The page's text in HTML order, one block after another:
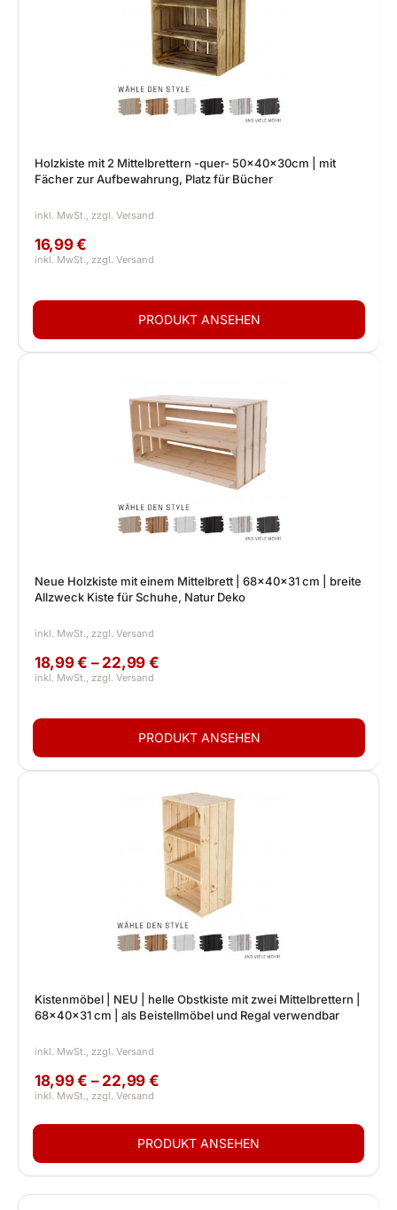
Holzkiste mit 2 Mittelbrettern -quer- 50x40x30cm | mit
Fächer zur Aufbewahrung, Platz für Bücher
16,99 €
Neue Holzkiste mit einem Mittelbrett | 68x40x31 cm | breite
Allzweck Kiste für Schuhe, Natur Deko
18,99 € – 22,99 €
Kistenmöbel | NEU | helle Obstkiste mit zwei Mittelbrettern |
68x40x31 cm | als Beistellmöbel und Regal verwendbar
18,99 € – 22,99 €